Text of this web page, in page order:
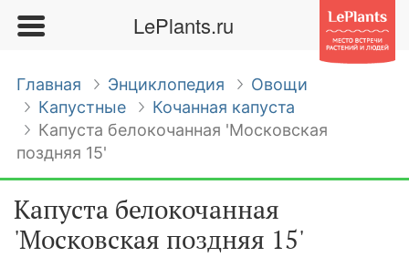
LePlants.ru
Главная Энциклопедия
Овощи
Капустные
Кочанная капуста
Капуста белокочанная 'Московская
поздняя 15'
Капуста белокочанная
'Московская поздняя 15'